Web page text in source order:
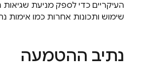
העיקריים כדי לספק מניעת שגיאות
שימוש ותכונות אחרות כמו אימות
נתיב ההטמעה